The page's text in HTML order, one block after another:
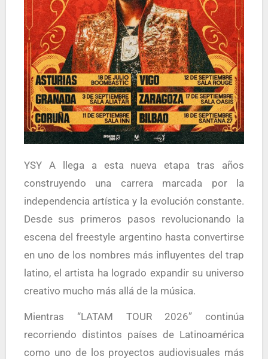
YSY A llega a esta nueva etapa tras años
construyendo una carrera marcada por la
independencia artística y la evolución constante.
Desde sus primeros pasos revolucionando la
escena del freestyle argentino hasta convertirse
en uno de los nombres más influyentes del trap
latino, el artista ha logrado expandir su universo
creativo mucho más allá de la música.
Mientras “LATAM TOUR 2026” continúa
recorriendo distintos países de Latinoamérica
como uno de los proyectos audiovisuales más